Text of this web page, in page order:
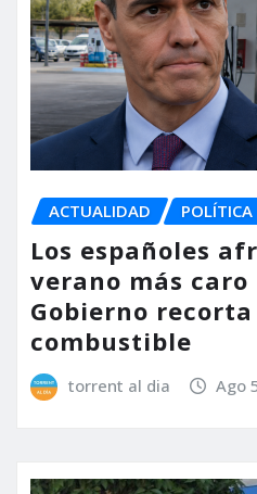
ACTUALIDAD POLÍTICA
Los españoles
verano más
Gobierno
combustible
torrent al dia Ago